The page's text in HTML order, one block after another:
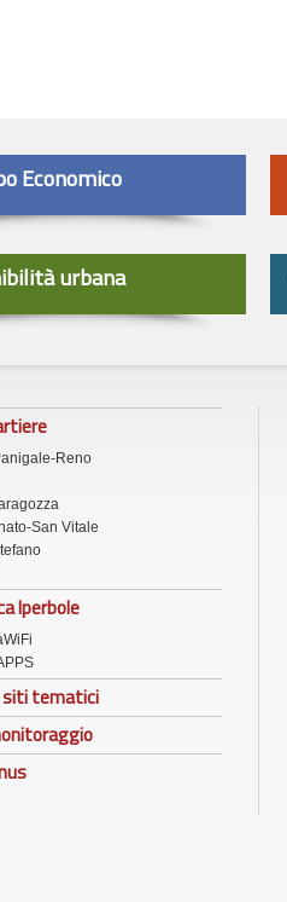
Economico
urbana
Reno
San Vitale
Iperbole
siti tematici